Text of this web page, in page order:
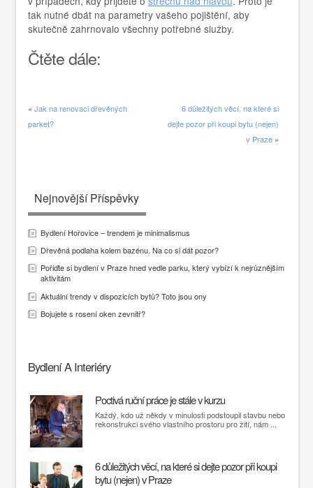
tak nutné dbát na parametry vašeho pojištění, aby
skutečně zahrnovalo všechny potřebné služby.
Čtěte dále:
« Jak na renovaci dřevěných
parket?
6 důležitých věcí, na které si
dejte pozor při koupi bytu (nejen)
v Praze »
Nejnovější Příspěvky
Bydlení Hořovice – trendem je minimalismus
Dřevěná podlaha kolem bazénu. Na co si dát pozor?
Pořiďte si bydlení v Praze hned vedle parku, který vybízí k nejrůznějším
aktivitám
Aktuální trendy v dispozicích bytů? Toto jsou ony
Bojujete s rosení oken zevnitř?
Bydlení A Interiéry
Poctivá ruční práce je stále v kurzu
Každý, kdo už někdy v minulosti podstoupil stavbu nebo
rekonstrukci svého vlastního prostoru pro žití, nám ...
6 důležitých věcí, na které si dejte pozor při koupi
bytu (nejen) v Praze